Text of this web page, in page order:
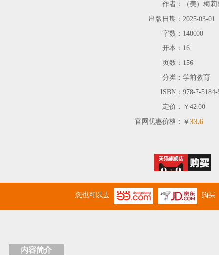
作者：
（美）梅
出版日期： 2025-03-01
字数： 140000
开本： 16
页数： 156
分类： 学前教育
ISBN： 978-7-5184-
定价： ￥42.00
官网优惠价格： ￥ 33.6
您也可以去 购买
内容简介